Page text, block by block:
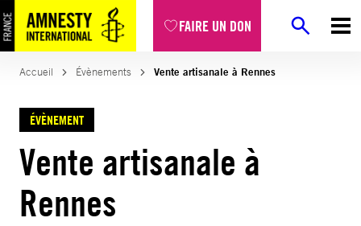
FAIRE UN DON
Accueil Évènements Vente artisanale à Rennes
ÉVÈNEMENT
Vente artisanale à
Rennes